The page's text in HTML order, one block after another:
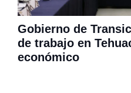
Gobierno de
de trabajo en
económico